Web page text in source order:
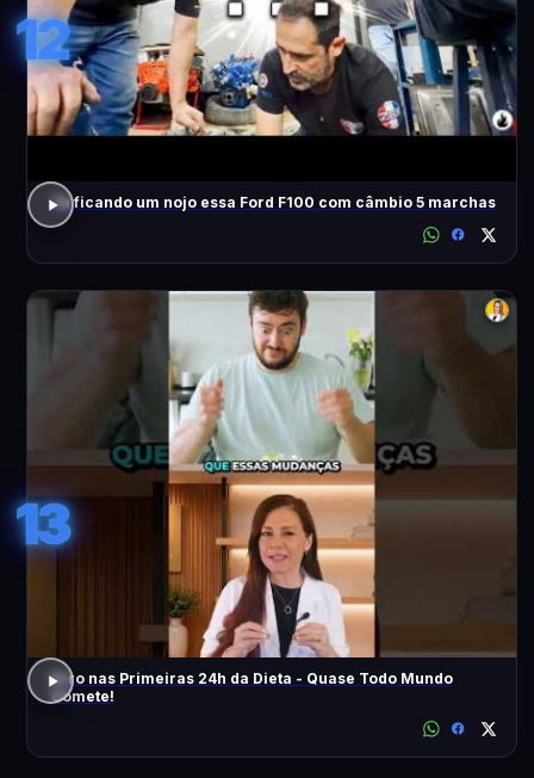
12
Tá ficando um nojo essa Ford F100 com câmbio 5 marchas
13
Erro nas Primeiras 24h da Dieta - Quase Todo Mundo
Comete!